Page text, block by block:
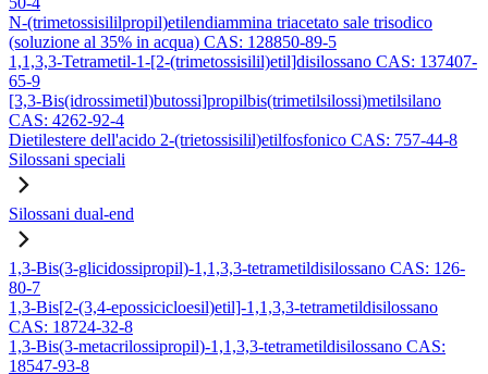
N-(trimetossisililpropil)etilendiammina triacetato sale trisodico
(soluzione al 35% in acqua) CAS: 128850-89-5
1,1,3,3-Tetrametil-1-[2-(trimetossisilil)etil]disilossano CAS: 137407-
65-9
[3,3-Bis(idrossimetil)butossi]propilbis(trimetilsilossi)metilsilano
CAS: 4262-92-4
Dietilestere dell'acido 2-(trietossisilil)etilfosfonico CAS: 757-44-8
Silossani speciali
Silossani dual-end
1,3-Bis(3-glicidossipropil)-1,1,3,3-tetrametildisilossano CAS: 126-
80-7
1,3-Bis[2-(3,4-epossicicloesil)etil]-1,1,3,3-tetrametildisilossano
CAS: 18724-32-8
1,3-Bis(3-metacrilossipropil)-1,1,3,3-tetrametildisilossano CAS:
18547-93-8